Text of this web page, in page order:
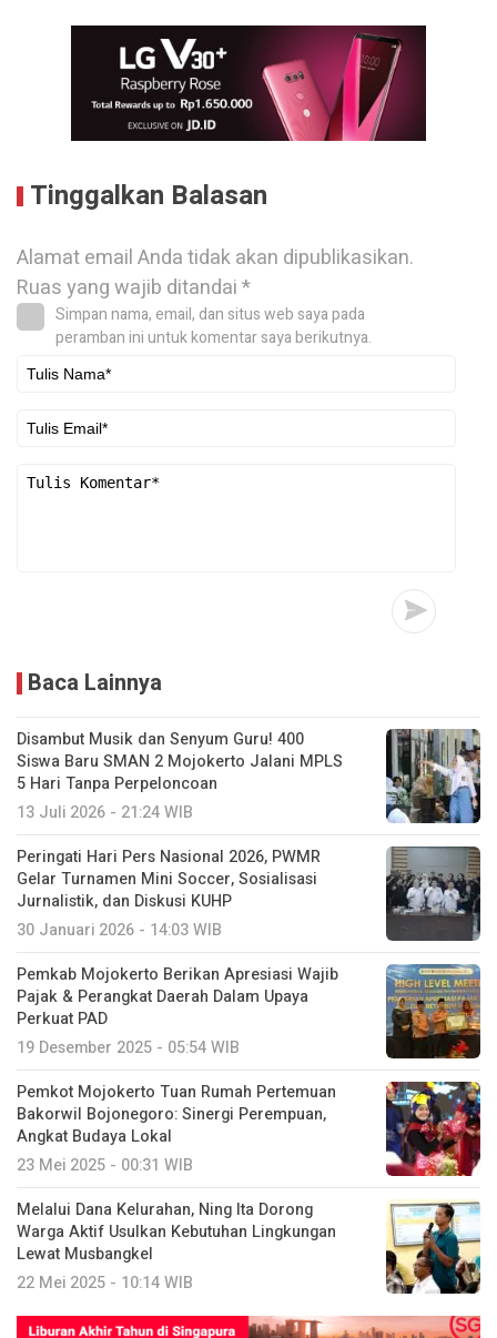
Tinggalkan Balasan
Alamat email Anda tidak akan dipublikasikan.
Ruas yang wajib ditandai*
Simpan nama, email, dan situs web saya pada
peramban ini untuk komentar saya berikutnya.
Baca Lainnya
Disambut Musik dan Senyum Guru! 400
Siswa Baru SMAN 2 Mojokerto Jalani MPLS
5 Hari Tanpa Perpeloncoan
13 Juli 2026 - 21:24 WIB
Peringati Hari Pers Nasional 2026, PWMR
Gelar Turnamen Mini Soccer, Sosialisasi
Jurnalistik, dan Diskusi KUHP
30 Januari 2026 - 14:03 WIB
Pemkab Mojokerto Berikan Apresiasi Wajib
Pajak & Perangkat Daerah Dalam Upaya
Perkuat PAD
19 Desember 2025 - 05:54 WIB
Pemkot Mojokerto Tuan Rumah Pertemuan
Bakorwil Bojonegoro: Sinergi Perempuan,
Angkat Budaya Lokal
23 Mei 2025 - 00:31 WIB
Melalui Dana Kelurahan, Ning Ita Dorong
Warga Aktif Usulkan Kebutuhan Lingkungan
Lewat Musbangkel
22 Mei 2025 - 10:14 WIB